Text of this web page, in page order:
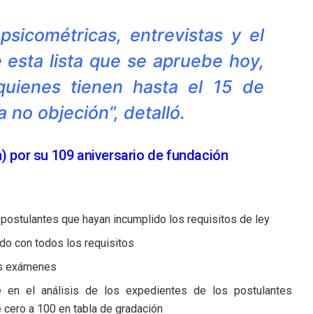
entrevistas y el
lista que se apruebe hoy,
tienen hasta el 15 de
no objeción”, detalló.
por su 109 aniversario de fundación
que hayan incumplido los requisitos de ley
con todos los requisitos
exámenes
en el análisis de los expedientes de los postulantes
a 100 en tabla de gradación